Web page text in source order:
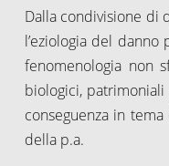
Dalla condivisione di
l’eziologia del
fenomenologia non
biologici,
conseguenza in
della p.a.